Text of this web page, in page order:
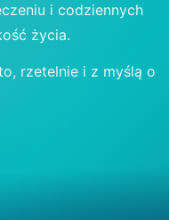
i codziennych
życia.
rzetelnie i z myślą o